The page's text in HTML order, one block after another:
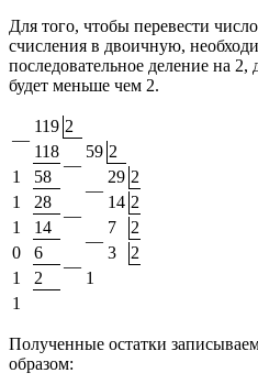
Для того, чтобы перевести
счисления в двоичную,
последовательное деление на 2,
будет меньше чем 2.
—
119 2
118
—
59 2
1
58
—
29 2
1
28
—
14 2
1
14
—
7
2
0
6
—
3
2
1
2
1
1
Полученные остатки
образом: